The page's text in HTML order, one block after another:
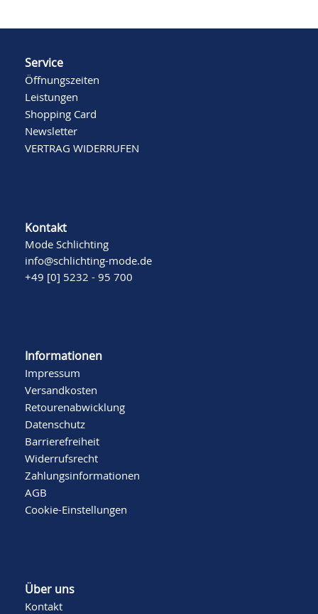
Service
Öffnungszeiten
Leistungen
Shopping Card
Newsletter
VERTRAG WIDERRUFEN
Kontakt
Mode Schlichting
info@schlichting-mode.de
+49 [0] 5232 - 95 700
Informationen
Impressum
Versandkosten
Retourenabwicklung
Datenschutz
Barrierefreiheit
Widerrufsrecht
Zahlungsinformationen
AGB
Cookie-Einstellungen
Über uns
Kontakt